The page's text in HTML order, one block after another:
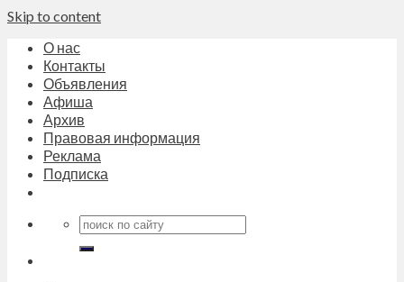
Skip to content
О нас
Контакты
Объявления
Афиша
Архив
Правовая информация
Реклама
Подписка